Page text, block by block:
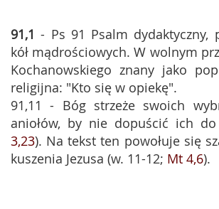
91,1 - Ps 91 Psalm dydaktyczny,
kół mądrościowych. W wolnym
Kochanowskiego znany jako
religijna: "Kto się w opiekę".
91,11 - Bóg strzeże swoich
aniołów, by nie dopuścić ich
3,23). Na tekst ten powołuje się
kuszenia Jezusa (w. 11-12; Mt 4,6).